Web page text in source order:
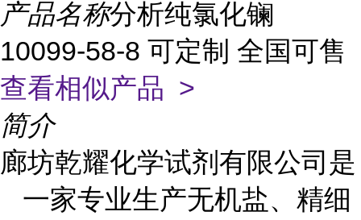
产品名称分析纯氯化镧
10099-58-8 可定制 全国可售
查看相似产品 >
简介
廊坊乾耀化学试剂有限公司是
一家专业生产无机盐、精细